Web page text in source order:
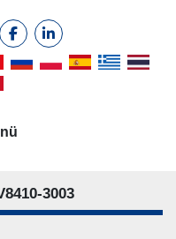
facebooklinkedin
3003